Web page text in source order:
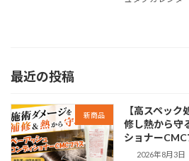
最近の投稿
新商品
【高スペッ
修し熱から守
ショナー
2026年8月3日